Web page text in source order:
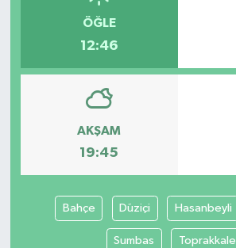
ÖĞLE
12:46
AKŞAM
19:45
Bahçe Düziçi Hasanbeyli
Sumbas Toprakkale